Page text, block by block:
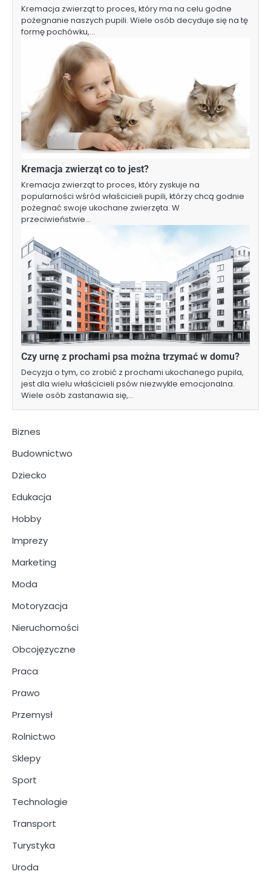
Kremacja zwierząt to proces, który ma na celu godne
pożegnanie naszych pupili. Wiele osób decyduje się na tę
formę pochówku,…
Kremacja zwierząt co to jest?
Kremacja zwierząt to proces, który zyskuje na
popularności wśród właścicieli pupili, którzy chcą godnie
pożegnać swoje ukochane zwierzęta. W
przeciwieństwie…
Czy urnę z prochami psa można trzymać w domu?
Decyzja o tym, co zrobić z prochami ukochanego pupila,
jest dla wielu właścicieli psów niezwykle emocjonalna.
Wiele osób zastanawia się,…
Biznes
Budownictwo
Dziecko
Edukacja
Hobby
Imprezy
Marketing
Moda
Motoryzacja
Nieruchomości
Obcojęzyczne
Praca
Prawo
Przemysł
Rolnictwo
Sklepy
Sport
Technologie
Transport
Turystyka
Uroda